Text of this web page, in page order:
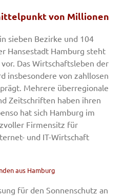
von Millionen
sieben Bezirke und 104
Hansestadt Hamburg steht
Das Wirtschaftsleben der
insbesondere von zahllosen
Mehrere überregionale
Zeitschriften haben ihren
hat sich Hamburg im
Firmensitz für
und IT-Wirtschaft
aus Hamburg
für den Sonnenschutz an